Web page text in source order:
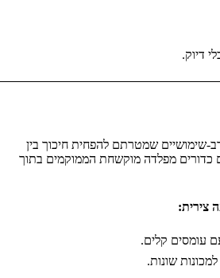
דיוק.
שימושיים שמטרתם להפחית חיכוך בין
כדורים מפלדה מוקשחת הממוקמים בתוך
צירית:
עומסים קלים.
שונות.